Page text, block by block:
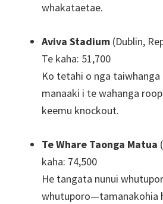
whakataetae.
Aviva Stadium (Dublin,
Te kaha: 51,700
Ko tetahi o nga
manaaki i te wahanga
keemu knockout.
Te Whare Taonga Matua
kaha: 74,500
He tangata nunui
whutuporo—tamanakohia